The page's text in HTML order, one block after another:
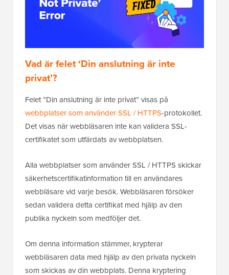
Vad är felet ‘Din anslutning är inte
privat’?
Felet ”Din anslutning är inte privat” visas på
webbplatser som använder SSL / HTTPS-protokollet.
Det visas när webbläsaren inte kan validera SSL-
certifikatet som utfärdats av webbplatsen.
Alla webbplatser som använder SSL / HTTPS skickar
säkerhetscertifikatinformation till en användares
webbläsare vid varje besök. Webbläsaren försöker
sedan validera detta certifikat med hjälp av den
publika nyckeln som medföljer det.
Om denna information stämmer, krypterar
webbläsaren data med hjälp av den privata nyckeln
som skickas av din webbplats. Denna kryptering